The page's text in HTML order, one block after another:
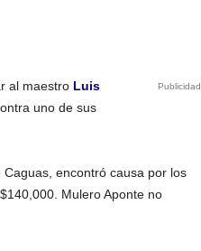
Publicidad
al maestro Luis
uno de sus
encontró causa por los
Mulero Aponte no